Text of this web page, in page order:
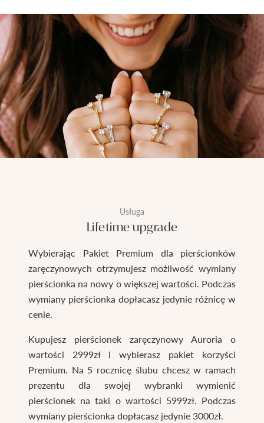
Usługa
Lifetime upgrade
Wybierając Pakiet Premium dla pierścionków
zaręczynowych otrzymujesz możliwość wymiany
pierścionka na nowy o większej wartości. Podczas
wymiany pierścionka dopłacasz jedynie różnicę w
cenie.
Kupujesz pierścionek zaręczynowy Auroria o
wartości 2999zł i wybierasz pakiet korzyści
Premium. Na 5 rocznicę ślubu chcesz w ramach
prezentu dla swojej wybranki wymienić
pierścionek na taki o wartości 5999zł. Podczas
wymiany pierścionka dopłacasz jedynie 3000zł.